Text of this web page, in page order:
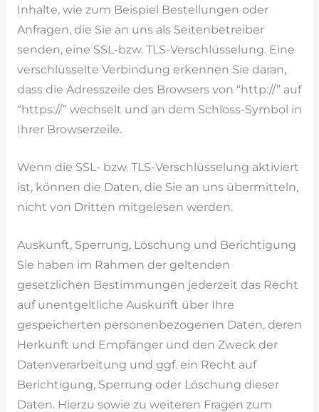
Inhalte, wie zum Beispiel Bestellungen oder
Anfragen, die Sie an uns als Seitenbetreiber
senden, eine SSL-bzw. TLS-Verschlüsselung. Eine
verschlüsselte Verbindung erkennen Sie daran,
dass die Adresszeile des Browsers von “http://” auf
“https://” wechselt und an dem Schloss-Symbol in
Ihrer Browserzeile.
Wenn die SSL- bzw. TLS-Verschlüsselung aktiviert
ist, können die Daten, die Sie an uns übermitteln,
nicht von Dritten mitgelesen werden.
Auskunft, Sperrung, Löschung und Berichtigung
Sie haben im Rahmen der geltenden
gesetzlichen Bestimmungen jederzeit das Recht
auf unentgeltliche Auskunft über Ihre
gespeicherten personenbezogenen Daten, deren
Herkunft und Empfänger und den Zweck der
Datenverarbeitung und ggf. ein Recht auf
Berichtigung, Sperrung oder Löschung dieser
Daten. Hierzu sowie zu weiteren Fragen zum